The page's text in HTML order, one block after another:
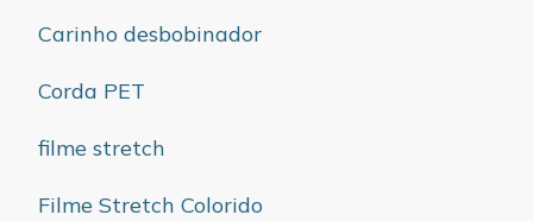
Carinho desbobinador
Corda PET
filme stretch
Filme Stretch Colorido